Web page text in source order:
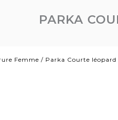
PARKA
Femme / Parka Courte